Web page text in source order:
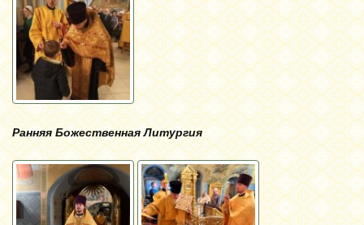
Ранняя Божественная Литургия